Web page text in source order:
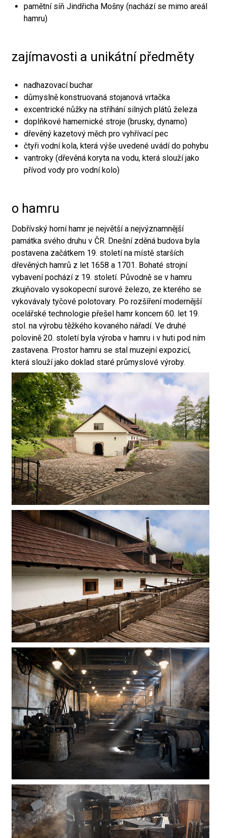
pamětní síň Jindřicha Mošny (nachází se mimo areál
hamru)
zajímavosti a unikátní předměty
nadhazovací buchar
důmyslně konstruovaná stojanová vrtačka
excentrické nůžky na stříhání silných plátů železa
doplňkové hamernické stroje (brusky, dynamo)
dřevěný kazetový měch pro vyhřívací pec
čtyři vodní kola, která výše uvedené uvádí do pohybu
vantroky (dřevěná koryta na vodu, která slouží jako
přívod vody pro vodní kolo)
o hamru
Dobřívský horní hamr je největší a nejvýznamnější
památka svého druhu v ČR. Dnešní zděná budova byla
postavena začátkem 19. století na místě starších
dřevěných hamrů z let 1658 a 1701. Bohaté strojní
vybavení pochází z 19. století. Původně se v hamru
zkujňovalo vysokopecní surové železo, ze kterého se
vykovávaly tyčové polotovary. Po rozšíření modernější
ocelářské technologie přešel hamr koncem 60. let 19.
stol. na výrobu těžkého kovaného nářadí. Ve druhé
polovině 20. století byla výroba v hamru i v huti pod ním
zastavena. Prostor hamru se stal muzejní expozicí,
která slouží jako doklad staré průmyslové výroby.